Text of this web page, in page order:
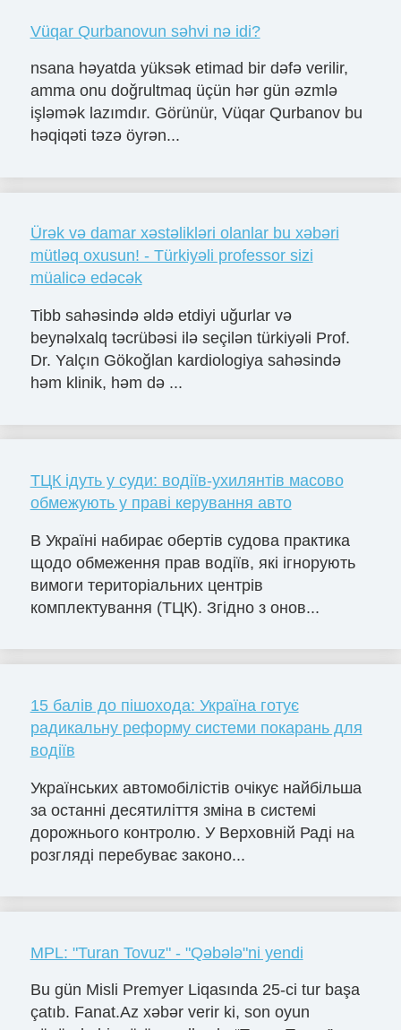
Vüqar Qurbanovun səhvi nə idi?
nsana həyatda yüksək etimad bir dəfə verilir,
amma onu doğrultmaq üçün hər gün əzmlə
işləmək lazımdır. Görünür, Vüqar Qurbanov bu
həqiqəti təzə öyrən...
Ürək və damar xəstəlikləri olanlar bu xəbəri
mütləq oxusun! - Türkiyəli professor sizi
müalicə edəcək
Tibb sahəsində əldə etdiyi uğurlar və
beynəlxalq təcrübəsi ilə seçilən türkiyəli Prof.
Dr. Yalçın Gökoğlan kardiologiya sahəsində
həm klinik, həm də ...
ТЦК ідуть у суди: водіїв-ухилянтів масово
обмежують у праві керування авто
В Україні набирає обертів судова практика
щодо обмеження прав водіїв, які ігнорують
вимоги територіальних центрів
комплектування (ТЦК). Згідно з онов...
15 балів до пішохода: Україна готує
радикальну реформу системи покарань для
водіїв
Українських автомобілістів очікує найбільша
за останні десятиліття зміна в системі
дорожнього контролю. У Верховній Раді на
розгляді перебуває законо...
MPL: "Turan Tovuz" - "Qəbələ"ni yendi
Bu gün Misli Premyer Liqasında 25-ci tur başa
çatıb. Fanat.Az xəbər verir ki, son oyun